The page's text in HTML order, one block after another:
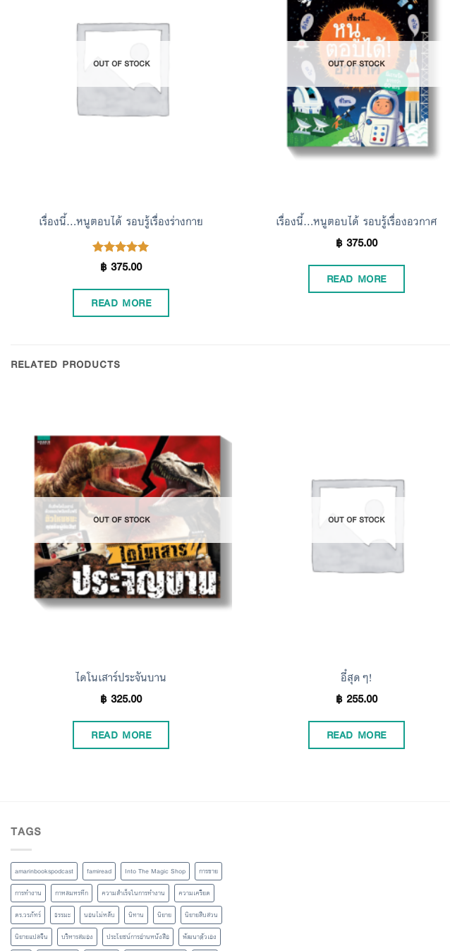
OUT OF STOCK
เรื่องนี้…หนูตอบได้ รอบรู้เรื่องร่างกาย
Rated5.00
฿375.00
READ MORE
Add to
Wishlist
OUT OF STOCK
เรื่องนี้…หนูตอบได้ รอบรู้เรื่องอวกาศ
฿375.00
READ MORE
RELATED PRODUCTS
Add to
Wishlist
OUT OF STOCK
ไดโนเสาร์ประจันบาน
฿325.00
READ MORE
OUT OF STOCK
อี๋สุดๆ!
฿255.00
READ MORE
TAGS
amarinbookspodcast famiread Into The Magic Shop
การขาย
การทำงาน
กาหลมหรทึก ความสำเร็จในการทำงาน
ความเครียด
ดร.วรภัทร์
ธรรมะ นอนไม่หลับ นิทาน นิยาย
นิยายสืบสวน
นิยายแปลจีน
บริหารสมอง ประโยชน์การอ่านหนังสือ
พัฒนาตัวเอง